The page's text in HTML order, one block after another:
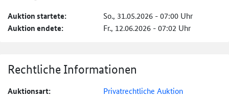
Auktion startete: So., 31.05.2026 - 07:00 Uhr
Auktion endete: Fr., 12.06.2026 - 07:02 Uhr
Rechtliche Informationen
Auktionsart: Privatrechtliche Auktion